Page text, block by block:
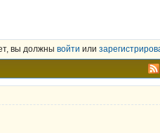
вы должны войти или